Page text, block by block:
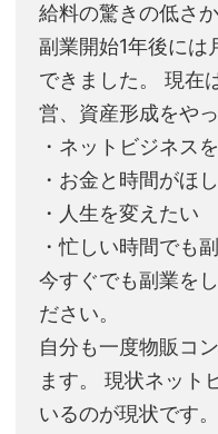
給料の驚きの低さ
副業開始1年後に
できました。 現在
営、資産形成をやっ
・ネットビジネス
・お金と時間がほ
・人生を変えたい
・忙しい時間でも
今すぐでも副業を
ださい。
自分も一度物販コ
ます。 現状ネット
いるのが現状です